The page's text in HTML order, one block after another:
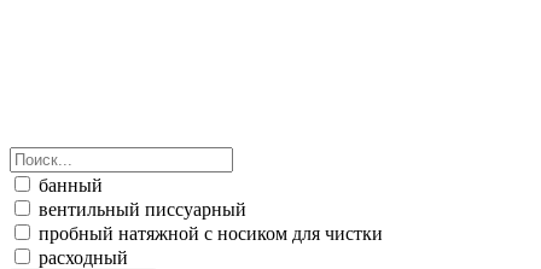
банный
вентильный писсуарный
пробный натяжной с носиком для чистки
расходный